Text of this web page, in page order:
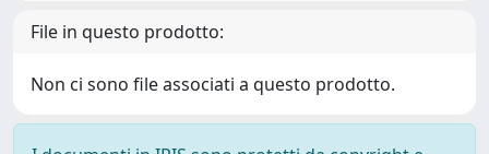
File in questo prodotto:
Non ci sono file associati a questo prodotto.